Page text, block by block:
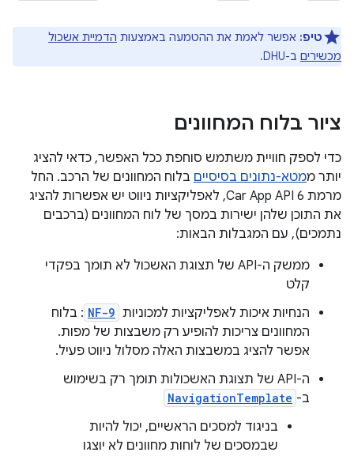
טיפ: אפשר לאמת את ההטמעה באמצעות הדמיית אשכול
מכשירים ב-DHU.
ציור בלוח המחוונים
כדי לספק חוויית משתמש סוחפת ככל האפשר, כדאי להציג
יותר ממטא-נתונים בסיסיים בלוח המחוונים של הרכב. החל
מרמת Car App API 6, לאפליקציות ניווט יש אפשרות להציג
את התוכן שלהן ישירות במסך של לוח המחוונים (ברכבים
נתמכים), עם המגבלות הבאות:
ממשק ה-API של תצוגת האשכול לא תומך בפקדי
קלט
הנחיות איכות לאפליקציות למכוניות NF-9 : בלוח
המחוונים צריכות להופיע רק משבצות של מפות.
אפשר להציג במשבצות האלה מסלול ניווט פעיל.
ה-API של תצוגת האשכולות תומך רק בשימוש
ב- NavigationTemplate
בניגוד למסכים הראשיים, יכול להיות
שבמסכים של לוחות מחוונים לא יוצגו